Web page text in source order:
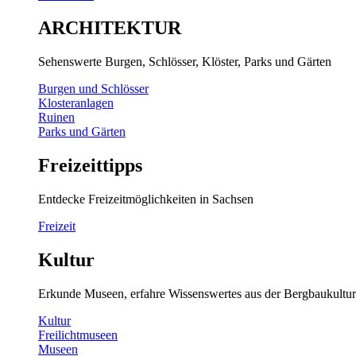
ARCHITEKTUR
Sehenswerte Burgen, Schlösser, Klöster, Parks und Gärten
Burgen und Schlösser
Klosteranlagen
Ruinen
Parks und Gärten
Freizeittipps
Entdecke Freizeitmöglichkeiten in Sachsen
Freizeit
Kultur
Erkunde Museen, erfahre Wissenswertes aus der
Kultur
Freilichtmuseen
Museen